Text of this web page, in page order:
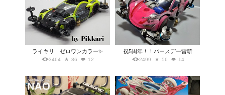
ライキリ ゼロワンカラー✨
3464 86 12
祝5周年！！バースデー雷斬
2499 56 14